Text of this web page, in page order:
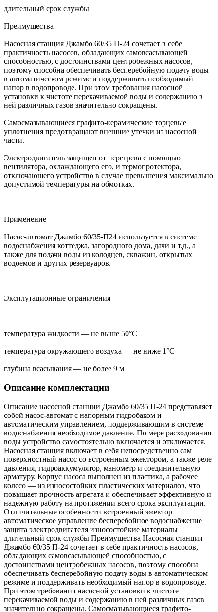
длительный срок службы
Преимущества
Насосная станция Джамбо 60/35 П-24 сочетает в себе
практичность насосов, обладающих самовсасывающей
способностью, с достоинствами центробежных насосов,
поэтому способна обеспечивать бесперебойную подачу воды
в автоматическом режиме и поддерживать необходимый
напор в водопроводе. При этом требования насосной
установки к чистоте перекачиваемой воды и содержанию в
ней различных газов значительно сокращены.
Самосмазывающиеся графито-керамические торцевые
уплотнения предотвращают внешние утечки из насосной
части.
Электродвигатель защищен от перегрева с помощью
вентилятора, охлаждающего его, и термопротектора,
отключающего устройство в случае превышения максимально
допустимой температуры на обмотках.
Применение
Насос-автомат Джамбо 60/35-П24 используется в системе
водоснабжения коттеджа, загородного дома, дачи и т.д., а
также для подачи воды из колодцев, скважин, открытых
водоемов и других резервуаров.
Эксплутационные ограничения
температура жидкости — не выше 50°С
температура окружающего воздуха — не ниже 1°С
глубина всасывания — не более 9 м
Описание комплектации
Описание насосной станции Джамбо 60/35 П-24 представляет
собой насос-автомат с напорным гидробаком и
автоматическим управлением, поддерживающим в системе
водоснабжения необходимое давление. По мере расходования
воды устройство самостоятельно включается и отключается.
Насосная станция включает в себя непосредственно сам
поверхностный насос со встроенным эжектором, а также реле
давления, гидроаккумулятор, манометр и соединительную
арматуру. Корпус насоса выполнен из пластика, а рабочее
колесо — из износостойких пластических материалов, что
повышает прочность агрегата и обеспечивает эффективную и
надежную работу на протяжении всего срока эксплуатации.
Отличительные особенности встроенный эжектор
автоматическое управление бесперебойное водоснабжение
защита электродвигателя износостойкие материалы
длительный срок службы Преимущества Насосная станция
Джамбо 60/35 П-24 сочетает в себе практичность насосов,
обладающих самовсасывающей способностью, с
достоинствами центробежных насосов, поэтому способна
обеспечивать бесперебойную подачу воды в автоматическом
режиме и поддерживать необходимый напор в водопроводе.
При этом требования насосной установки к чистоте
перекачиваемой воды и содержанию в ней различных газов
значительно сокращены. Самосмазывающиеся графито-